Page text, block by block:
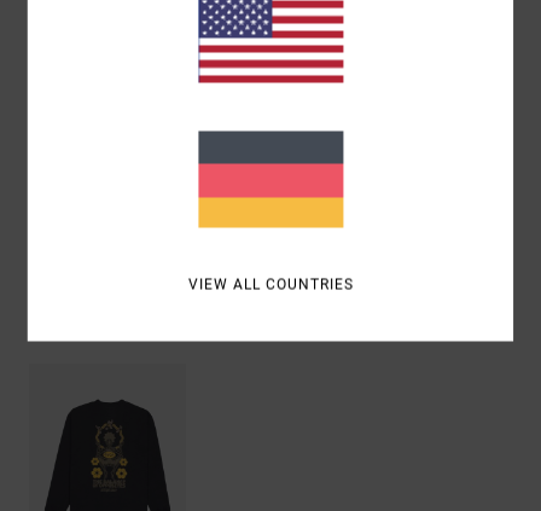
Rippstrick Am Rundhalsausschnitt
Print Vorne Und Hinten Mit Gestickten
Zusammensetzung[Hauptstoff] 100 % Bio-Baumwolle
Versand & Rückversand
VIEW ALL COUNTRIES